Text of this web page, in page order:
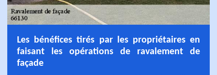
Les bénéfices tirés par les propriétaires en
faisant les opérations de ravalement de
façade